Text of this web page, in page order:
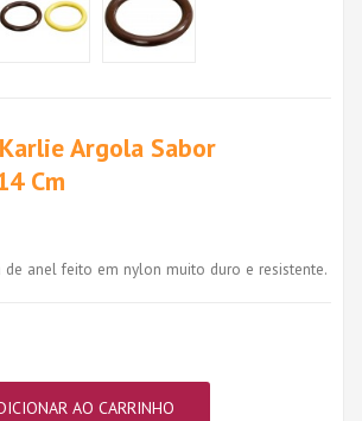
Argola Sabor
Cm
de anel feito em nylon muito duro e resistente.
AO CARRINHO